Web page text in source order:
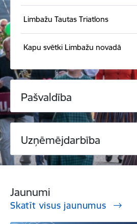
Limbažu Tautas Triatlons
Kapu svētki Limbažu novadā
Pašvaldība
Uzņēmējdarbība
Jaunumi
Skatīt visus jaunumus